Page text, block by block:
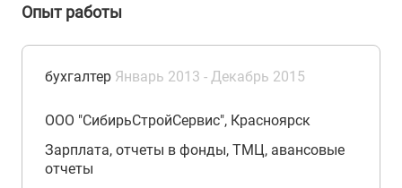
Опыт работы
бухгалтер Январь 2013 - Декабрь 2015
ООО "СибирьСтройСервис", Красноярск
Зарплата, отчеты в фонды, ТМЦ, авансовые
отчеты